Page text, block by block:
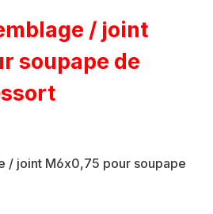
/ joint
soupape de